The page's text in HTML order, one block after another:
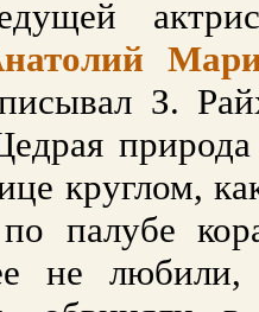
З.
круглом,
палубе
не любили,